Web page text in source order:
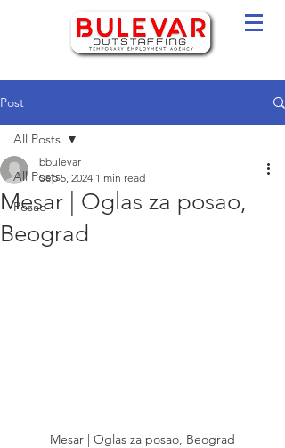
Post
All Posts
Posao
All Posts
Mesar | Oglas za posao,
Beograd
bbulevar
Sep 5, 2024 1 min read
Mesar | Oglas za posao, Beograd